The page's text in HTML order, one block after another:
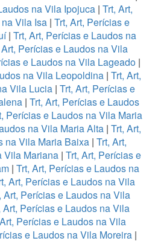
na Vila Ipojuca | Trt, Art,
Vila Isa | Trt, Art, Perícias e
| Trt, Art, Perícias e Laudos na
Perícias e Laudos na Vila
e Laudos na Vila Lageado|
na Vila Leopoldina | Trt, Art,
Vila Lucia | Trt, Art, Perícias e
| Trt, Art, Perícias e Laudos
Perícias e Laudos na Vila Maria
na Vila Maria Alta | Trt, Art,
na Vila Maria Baixa| Trt, Art,
Vila Mariana| Trt, Art, Perícias e
| Trt, Art, Perícias e Laudos na
Art, Perícias e Laudos na Vila
Art, Perícias e Laudos na Vila
Art, Perícias e Laudos na Vila
Perícias e Laudos na Vila
e Laudos na Vila Moreira|